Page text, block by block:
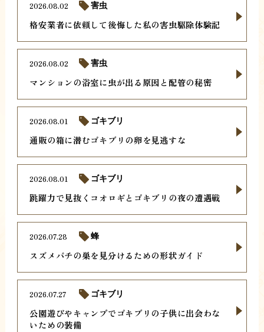
格安業者に依頼して後悔した私の害虫駆除体験記
2026.08.02 害虫
マンションの浴室に虫が出る原因と配管の秘密
2026.08.02 害虫
通販の箱に潜むゴキブリの卵を見逃すな
2026.08.01 ゴキブリ
跳躍力で見抜くコオロギとゴキブリの夜の遭遇戦
2026.08.01 ゴキブリ
スズメバチの巣を見分けるための形状ガイド
2026.07.28 蜂
公園遊びやキャンプでゴキブリの子供に出会わな
いための装備
2026.07.27 ゴキブリ